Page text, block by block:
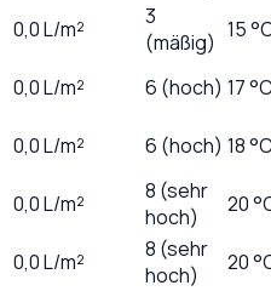
0,0L/m²
3
(mäßig) 15
0,0L/m² 6 (hoch) 17
0,0L/m² 6 (hoch) 18
0,0L/m²
8 (sehr
hoch)
20
0,0L/m²
8 (sehr
hoch)
20